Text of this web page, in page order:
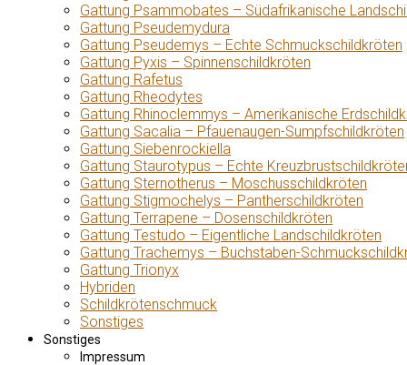
Gattung Psammobates – Südafrikanische
Gattung Pseudemydura
Gattung Pseudemys – Echte Schmuckschildkröten
Gattung Pyxis – Spinnenschildkröten
Gattung Rafetus
Gattung Rheodytes
Gattung Rhinoclemmys – Amerikanische
Gattung Sacalia – Pfauenaugen-Sumpfschildkröten
Gattung Siebenrockiella
Gattung Staurotypus – Echte
Gattung Sternotherus – Moschusschildkröten
Gattung Stigmochelys – Pantherschildkröten
Gattung Terrapene – Dosenschildkröten
Gattung Testudo – Eigentliche Landschildkröten
Gattung Trachemys – Buchstaben-
Gattung Trionyx
Hybriden
Schildkrötenschmuck
Sonstiges
Sonstiges
Impressum